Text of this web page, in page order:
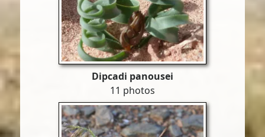
Dipcadi panousei
11 photos